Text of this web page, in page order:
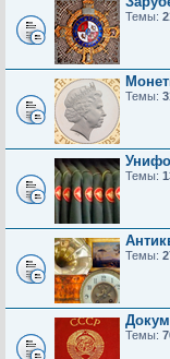
Темы:
Темы:
Темы:
Темы:
Темы: